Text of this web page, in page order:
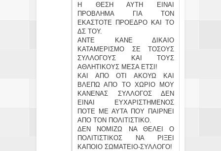
Η ΘΕΣΗ ΑΥΤΗ ΕΙΝΑΙ
ΠΡΟΒΛΗΜΑ ΓΙΑ ΤΟΝ
ΕΚΑΣΤΟΤΕ ΠΡΟΕΔΡΟ ΚΑΙ ΤΟ
ΔΣ ΤΟΥ.
ΑΝΤΕ ΚΑΝΕ ΔΙΚΑΙΟ
ΚΑΤΑΜΕΡΙΣΜΟ ΣΕ ΤΟΣΟΥΣ
ΣΥΛΛΟΓΟΥΣ ΚΑΙ ΤΟΥΣ
ΑΘΛΗΤΙΚΟΥΣ ΜΕΣΑ ΕΤΣΙ!
ΚΑΙ ΑΠΟ ΟΤΙ ΑΚΟΥΩ ΚΑΙ
ΒΛΕΠΩ ΑΠΟ ΤΟ ΧΩΡΙΟ ΜΟΥ
ΚΑΝΕΝΑΣ ΣΥΛΛΟΓΟΣ ΔΕΝ
ΕΙΝΑΙ ΕΥΧΑΡΙΣΤΗΜΕΝΟΣ
ΠΟΤΕ ΜΕ ΑΥΤΑ ΠΟΥ ΠΑΙΡΝΕΙ
ΑΠΟ ΤΟΝ ΠΟΛΙΤΙΣΤΙΚΟ.
ΔΕΝ ΝΟΜΙΖΩ ΝΑ ΘΕΛΕΙ Ο
ΠΟΛΙΤΙΣΤΙΚΟΣ ΝΑ ΡΙΞΕΙ
ΚΑΠΟΙΟ ΣΩΜΑΤΕΙΟ-ΣΥΛΛΟΓΟ!